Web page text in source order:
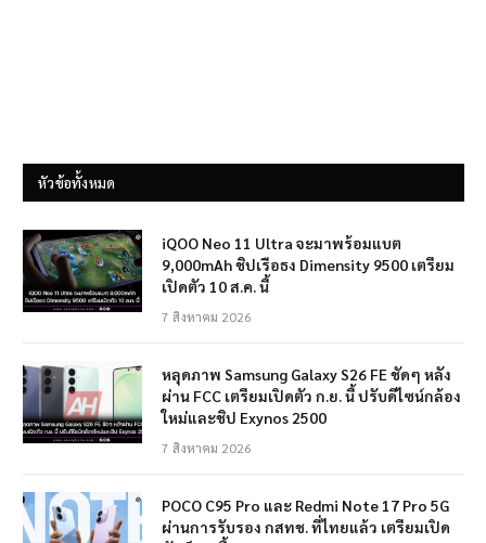
หัวข้อทั้งหมด
iQOO Neo 11 Ultra จะมาพร้อมแบต
9,000mAh ชิปเรือธง Dimensity 9500 เตรียม
เปิดตัว 10 ส.ค. นี้
7 สิงหาคม 2026
หลุดภาพ Samsung Galaxy S26 FE ชัดๆ หลัง
ผ่าน FCC เตรียมเปิดตัว ก.ย. นี้ ปรับดีไซน์กล้อง
ใหม่และชิป Exynos 2500
7 สิงหาคม 2026
POCO C95 Pro และ Redmi Note 17 Pro 5G
ผ่านการรับรอง กสทช. ที่ไทยแล้ว เตรียมเปิด